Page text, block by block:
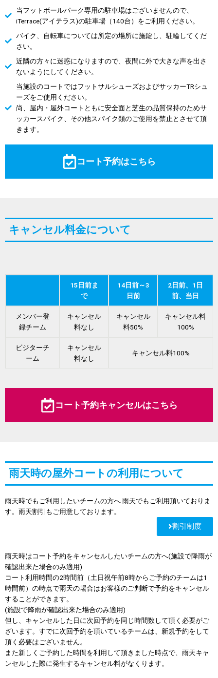
当フットボールパーク専用の駐車場はございませんので、
iTerrace(アイテラス)の駐車場（140台）をご利用ください。
バイク、自転車については所定の場所に施錠し、駐輪してくだ
さい。
近隣の方々に迷惑になりますので、夜間に外で大きな声を出さ
ないようにしてください。
当施設のコートではフットサルシューズおよびサッカーTRシュ
ーズをご使用ください。
尚、屋内・屋外コートともに安全面と芝生の品質保持のためサ
ッカースパイク、その他スパイク類のご使用を禁止とさせて頂
きます。
コート予約はこちら
キャンセル料金について
15日前ま
で
14日前～3
日前
2日前、1日
前、当日
メンバー登
録チーム
キャンセル
料なし
キャンセル
料50%
キャンセル料
100%
ビジターチ
ーム
キャンセル
料なし
キャンセル料100%
コート予約キャンセルはこちら
雨天時の屋外コートの利用について
雨天時でもご利用したいチームの方へ 雨天でもご利用頂いておりま
す。雨天割引もご用意しております。
割引制度
雨天時はコート予約をキャンセルしたいチームの方へ(施設で降雨が
確認出来た場合のみ適用)
コート利用時間の2時間前（土日祝午前8時からご予約のチームは1
時間前）の時点で雨天の場合はお客様のご判断で予約をキャンセル
することができます。
(施設で降雨が確認出来た場合のみ適用)
但し、キャンセルした日に次回予約を同じ時間数して頂く必要がご
ざいます。すでに次回予約を頂いているチームは、新規予約をして
頂く必要はございません。
また新しくご予約した時間を利用して頂きました時点で、雨天キャ
ンセルした際に発生するキャンセル料がなくります。